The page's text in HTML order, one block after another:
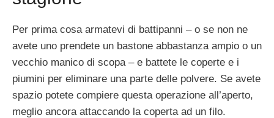
Per prima cosa armatevi di battipanni – o se non ne
avete uno prendete un bastone abbastanza ampio o un
vecchio manico di scopa – e battete le coperte e i
piumini per eliminare una parte delle polvere. Se avete
spazio potete compiere questa operazione all’aperto,
meglio ancora attaccando la coperta ad un filo.